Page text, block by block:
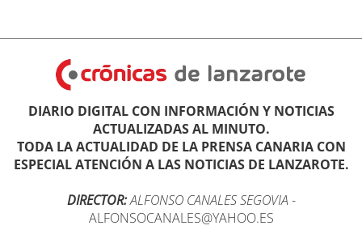
DIARIO DIGITAL CON INFORMACIÓN Y NOTICIAS
ACTUALIZADAS AL MINUTO.
TODA LA ACTUALIDAD DE LA PRENSA CANARIA CON
ESPECIAL ATENCIÓN A LAS NOTICIAS DE LANZAROTE.
DIRECTOR:ALFONSO CANALES SEGOVIA -
ALFONSOCANALES@YAHOO.ES